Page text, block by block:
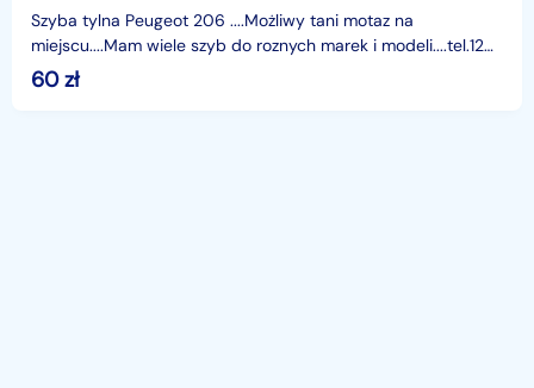
Szyba tylna Peugeot 206 ....Możliwy tani motaz na
miejscu....Mam wiele szyb do roznych marek i modeli....tel.12
276 84 60
60zł